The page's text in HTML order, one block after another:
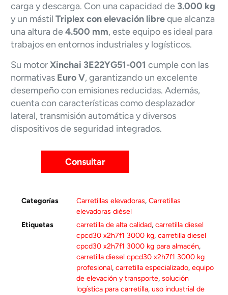
carga y descarga. Con una capacidad de 3.000 kg
y un mástilTriplex con elevación libreque alcanza
una altura de4.500 mm, este equipo es ideal para
trabajos en entornos industriales y logísticos.
Su motorXinchai 3E22YG51-001 cumple con las
normativas Euro V, garantizando un excelente
desempeño con emisiones reducidas. Además,
cuenta con características como desplazador
lateral, transmisión automática y diversos
dispositivos de seguridad integrados.
Consultar
Categorías Carretillas elevadoras,Carretillas
elevadoras diésel
Etiquetas
carretilla de alta calidad,carretilla diesel
cpcd30 x2h7f1 3000 kg,carretilla diesel
cpcd30 x2h7f1 3000 kg para almacén,
carretilla diesel cpcd30 x2h7f1 3000 kg
profesional,carretilla especializado,equipo
de elevación y transporte,solución
logística para carretilla,uso industrial de